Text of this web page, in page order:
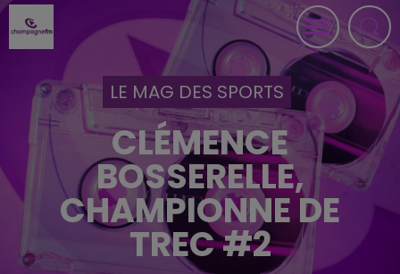
LE MAG DES SPORTS
CLÉMENCE
BOSSERELLE,
CHAMPIONNE DE
TREC #2